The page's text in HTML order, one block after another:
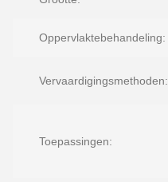
Oppervlaktebehandeling:
Vervaardigingsmethoden:
Toepassingen: